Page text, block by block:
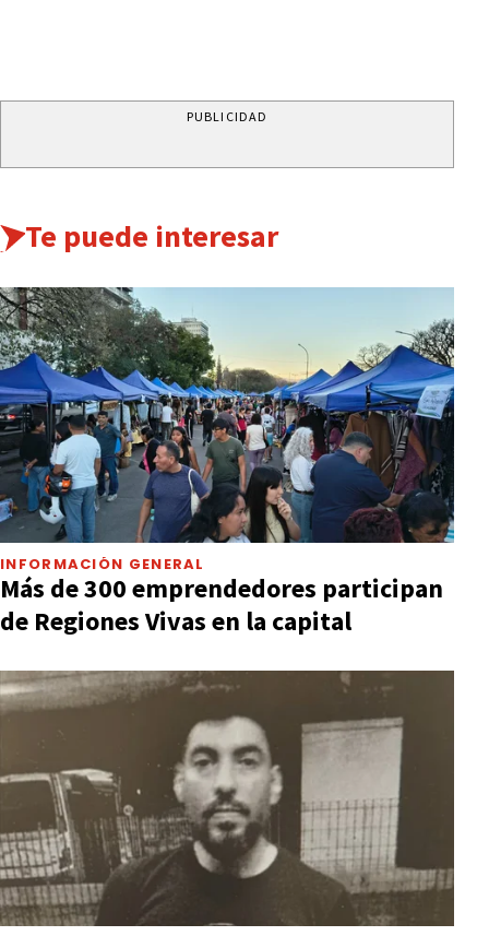
PUBLICIDAD
Te puede interesar
INFORMACIÓN GENERAL
Más de 300 emprendedores participan
de Regiones Vivas en la capital